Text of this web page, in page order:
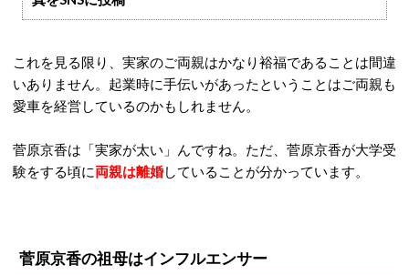
これを見る限り、実家のご両親はかなり裕福であることは間違
いありません。起業時に手伝いがあったということはご両親も
愛車を経営しているのかもしれません。
菅原京香は「実家が太い」んですね。ただ、菅原京香が大学受
験をする頃に両親は離婚していることが分かっています。
菅原京香の祖母はインフルエンサー